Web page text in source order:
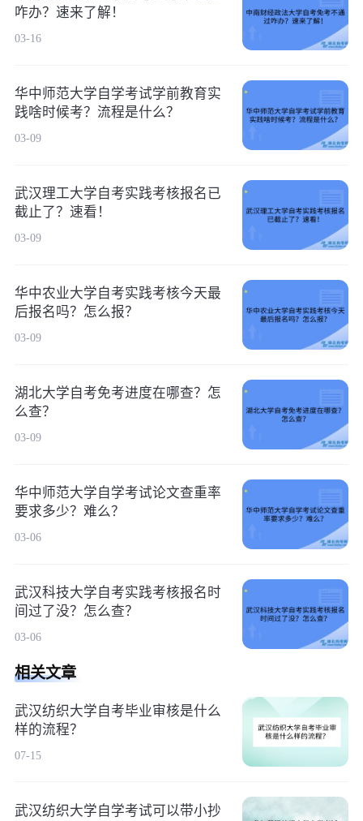
咋办？速来了解！
03-16
华中师范大学自学考试学前教育实
践啥时候考？流程是什么？
03-09
武汉理工大学自考实践考核报名已
截止了？速看！
03-09
华中农业大学自考实践考核今天最
后报名吗？怎么报？
03-09
湖北大学自考免考进度在哪查？怎
么查？
03-09
华中师范大学自学考试论文查重率
要求多少？难么？
03-06
武汉科技大学自考实践考核报名时
间过了没？怎么查？
03-06
相关文章
武汉纺织大学自考毕业审核是什么
样的流程？
07-15
武汉纺织大学自学考试可以带小抄